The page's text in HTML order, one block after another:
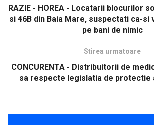
RAZIE - HOREA - Locatarii blocurilor
si 46B din Baia Mare, suspectati ca-
pe bani de nimic
Stirea urmatoare
CONCURENTA - Distribuitorii de
sa respecte legislatia de protectie